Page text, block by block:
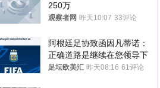
250万
观察者网 昨天10:07 33评论
阿根廷足协致函因凡蒂诺：
正确道路是继续在您领导下
足坛欧美汇 昨天08:16 61评论